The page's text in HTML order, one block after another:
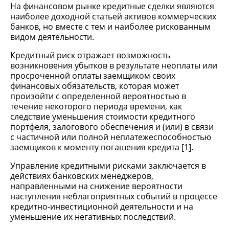
На финансовом рынке кредитные сделки являются
наиболее доходной статьей активов коммерческих
банков, но вместе с тем и наиболее рискованным
видом деятельности.
Кредитный риск отражает возможность
возникновения убытков в результате неоплаты или
просроченной оплаты заемщиком своих
финансовых обязательств, которая может
произойти с определенной вероятностью в
течение некоторого периода времени, как
следствие уменьшения стоимости кредитного
портфеля, залогового обеспечения и (или) в связи
с частичной или полной неплатежеспособностью
заемщиков к моменту погашения кредита [1].
Управление кредитными рисками заключается в
действиях банковских менеджеров,
направленными на снижение вероятности
наступления неблагоприятных событий в процессе
кредитно-инвестиционной деятельности и на
уменьшение их негативных последствий.